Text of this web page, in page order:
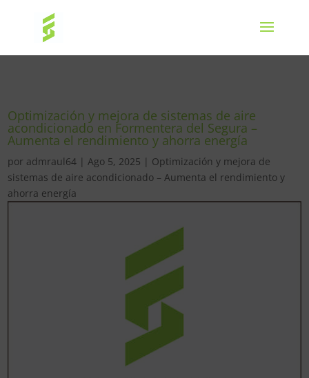
Optimización y mejora de sistemas de aire
acondicionado en Formentera del Segura –
Aumenta el rendimiento y ahorra energía
por admraul64 |Ago 5, 2025 | Optimización y mejora de
sistemas de aire acondicionado – Aumenta el rendimiento y
ahorra energía